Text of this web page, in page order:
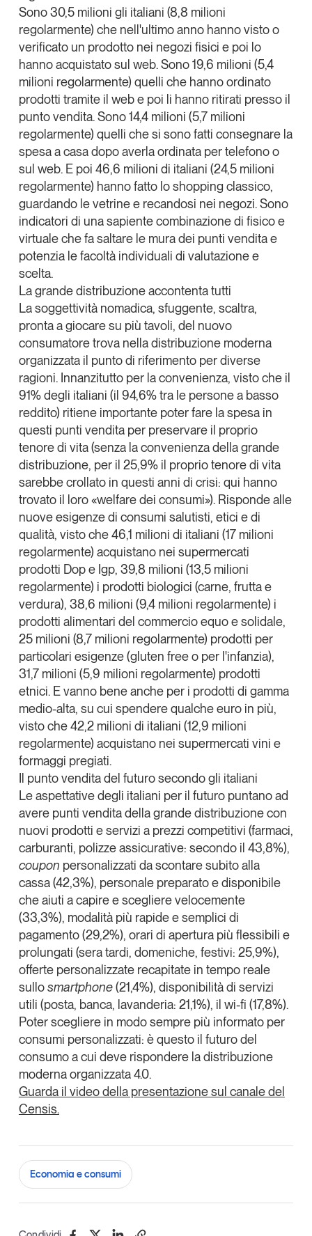
Sono 30,5 milioni gli italiani (8,8 milioni
regolarmente) che nell'ultimo anno hanno visto o
verificato un prodotto nei negozi fisici e poi lo
hanno acquistato sul web.Sono 19,6 milioni (5,4
milioni regolarmente) quelli che hanno ordinato
prodotti tramite il web e poi li hanno ritirati presso il
punto vendita. Sono 14,4 milioni (5,7 milioni
regolarmente) quelli che si sono fatti consegnare la
spesa a casa dopo averla ordinata per telefono o
sul web. E poi 46,6 milioni di italiani (24,5 milioni
regolarmente) hanno fatto lo shopping classico,
guardando le vetrine e recandosi nei negozi. Sono
indicatori di una sapiente combinazione di fisico e
virtuale che fa saltare le mura dei punti vendita e
potenzia le facoltà individuali di valutazione e
scelta.
La grande distribuzione accontenta tutti
La soggettività nomadica, sfuggente, scaltra,
pronta a giocare su più tavoli, del nuovo
consumatore trova nella distribuzione moderna
organizzata il punto di riferimentoper diverse
ragioni. Innanzitutto per la convenienza, visto che il
91% degli italiani (il 94,6% tra le persone a basso
reddito) ritiene importante poter fare la spesa in
questi punti vendita per preservare il proprio
tenore di vita (senza la convenienza della grande
distribuzione, per il 25,9% il proprio tenore di vita
sarebbe crollato in questi anni di crisi: qui hanno
trovato il loro «welfare dei consumi»). Risponde alle
nuove esigenze di consumi salutisti, etici e di
qualità, visto che 46,1 milioni di italiani (17 milioni
regolarmente) acquistano nei supermercati
prodotti Dop e Igp, 39,8 milioni (13,5 milioni
regolarmente) i prodotti biologici (carne, frutta e
verdura), 38,6 milioni (9,4 milioni regolarmente) i
prodotti alimentari del commercio equo e solidale,
25 milioni (8,7 milioni regolarmente) prodotti per
particolari esigenze (gluten free o per l'infanzia),
31,7 milioni (5,9 milioni regolarmente) prodotti
etnici. E vanno bene anche per i prodotti di gamma
medio-alta, su cui spendere qualche euro in più,
visto che 42,2 milioni di italiani (12,9 milioni
regolarmente) acquistano nei supermercati vini e
formaggi pregiati.
Il punto vendita del futuro secondo gli italiani
Le aspettative degli italiani per il futuro puntano ad
avere punti vendita della grande distribuzione con
nuovi prodotti e servizi a prezzi competitivi (farmaci,
carburanti, polizze assicurative: secondo il 43,8%),
coupon personalizzati da scontare subito alla
cassa (42,3%), personale preparato e disponibile
che aiuti a capire e scegliere velocemente
(33,3%), modalità più rapide e semplici di
pagamento (29,2%), orari di apertura più flessibili e
prolungati (sera tardi, domeniche, festivi: 25,9%),
offerte personalizzate recapitate in tempo reale
sullosmartphone(21,4%), disponibilità di servizi
utili (posta, banca, lavanderia: 21,1%), il wi-fi (17,8%).
Poter scegliere in modo sempre più informato per
consumi personalizzati: è questo il futuro del
consumo a cui deve rispondere la distribuzione
moderna organizzata 4.0.
Guarda il video della presentazione sul canale del
Censis.
Economia e consumi